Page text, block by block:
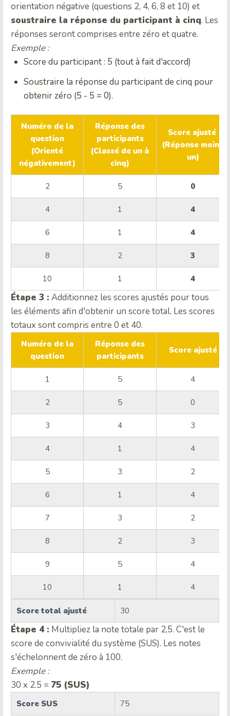
orientation négative (questions 2, 4, 6, 8 et 10) et
soustraire la réponse du participant à cinq. Les
réponses seront comprises entre zéro et quatre.
Exemple :
Score du participant : 5 (tout à fait d'accord)
Soustraire la réponse du participant de cinq pour
obtenir zéro (5 - 5 = 0).
Numéro de la
question
(Orienté
négativement)
Réponse des
participants
(Classé de un à
cinq)
Score ajusté
(Réponse moins
un)
2 5 0
4 1 4
6 1 4
8 2 3
10 1 4
Étape 3 : Additionnez les scores ajustés pour tous
les éléments afin d'obtenir un score total. Les scores
totaux sont compris entre 0 et 40.
Numéro de la
question
Réponse des
participants
Score ajusté
1 5 4
2 5 0
3 4 3
4 1 4
5 3 2
6 1 4
7 3 2
8 2 3
9 5 4
10 1 4
Score total ajusté 30
Étape 4 : Multipliez la note totale par 2,5. C'est le
score de convivialité du système (SUS). Les notes
s'échelonnent de zéro à 100.
Exemple :
30 x 2.5 = 75 (SUS)
Score SUS 75